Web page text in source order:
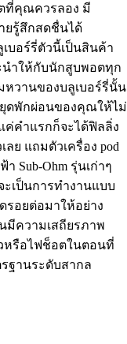
ที่คุณควรลอง มี
ยรู้สึกสดชื่นได้
บอร์รี่ตัวนี้เป็นสินค้า
นำให้กับนักสูบพอตทุก
หวานของบลูเบอร์รี่นั้น
ยุดพักผ่อนของคุณให้ไม่
ค่คำแรกก็จะได้ฟิลลิ่ง
ลย แถมตัวเครื่องpod
า Sub-Ohm รุ่นเก่าๆ
ะเป็นการทำงานแบบ
รอยต่อมาให้อย่าง
มีความเสถียรภาพ
หรือไฟช็อตในตอนที่
ฐานระดับสากล